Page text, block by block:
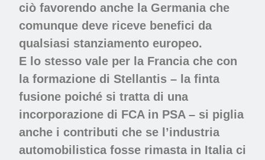
ciò favorendo anche la Germania che
comunque deve riceve benefici da
qualsiasi stanziamento europeo.
E lo stesso vale per la Francia che con
la formazione di Stellantis – la finta
fusione poiché si tratta di una
incorporazione di FCA in PSA – si piglia
anche i contributi che se l’industria
automobilistica fosse rimasta in Italia ci